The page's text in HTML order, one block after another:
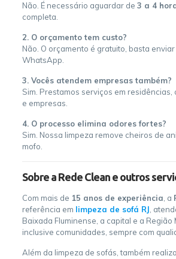
Não. É necessário aguardar de 3 a 4
completa.
2. O orçamento tem custo?
Não. O orçamento é gratuito, basta
WhatsApp.
3. Vocês atendem empresas também?
Sim. Prestamos serviços em residências,
e empresas.
4. O processo elimina odores fortes?
Sim. Nossa limpeza remove cheiros de
mofo.
Sobre a Rede Clean e outros
Com mais de 15 anos de experiência , a
referência em limpeza de sofá RJ ,
Baixada Fluminense, a capital e a Região
inclusive comunidades, sempre com
Além da limpeza de sofás, também